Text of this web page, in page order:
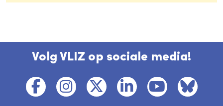
Volg VLIZ op sociale media!